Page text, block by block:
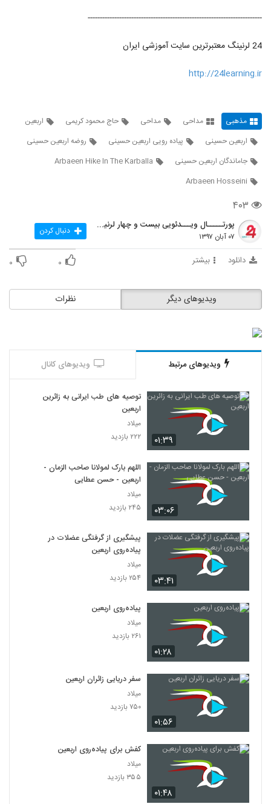
------------------------------------------------------------------------
24 لرنینگ معتبرترین سایت آموزشی ایران
http://24learning.ir
مذهبی مداحی مداحی حاج محمود کریمی
اربعین
اربعین حسینی
پیاده رویی اربعین حسینی
روضه اربعین حسینی
جاماندگان اربعین حسینی
Arbaeen Hike In The Karballa
Arbaeen Hosseini
۴۰۳
پورتـــــال ویـــدئویی بیست و چهار لرنینگ
۰۷ آبان ۱۳۹۷ دنبال کردن
دانلود بیشتر ۰ ۰
نظرات ویدیوهای دیگر
ویدیوهای مرتبط ویدیوهای کانال
۰۱:۳۹
توصیه های طب ایرانی به زائرین
اربعین
میلاد
۲۲۲ بازدید
۰۳:۰۶
اللهم بارک لمولانا صاحب الزمان -
اربعین - حسن عطایی
میلاد
۲۴۵ بازدید
۰۳:۴۱
پیشگیری از گرفتگی عضلات در
پیاده‌روی اربعین
میلاد
۲۵۴ بازدید
۰۱:۲۸
پیاده‌روی اربعین
میلاد
۲۶۱ بازدید
۰۱:۵۶
سفر دریایی زائران اربعین
میلاد
۷۵۰ بازدید
۰۱:۴۸
کفش برای پیاده‌روی اربعین
میلاد
۳۵۵ بازدید